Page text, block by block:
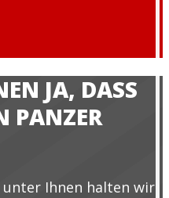
JA, DASS
PANZER
Ihnen halten wir